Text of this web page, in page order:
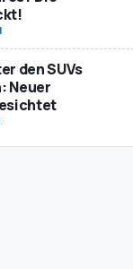
den SUVs
Neuer